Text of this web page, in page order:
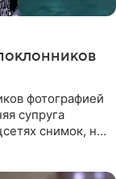
фотографией
супруга
снимок, на